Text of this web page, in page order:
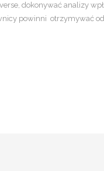
dokonywać analizy
powinni otrzymywać